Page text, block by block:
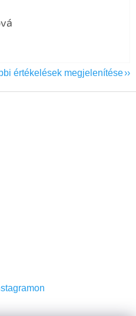
5-ből 5 csillag.
értékelések megjelenítése